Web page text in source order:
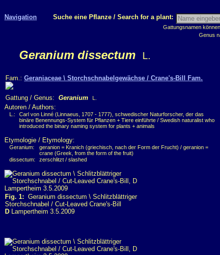
Navigation Suche eine Pflanze / Search for a plant:
Gattungsnamen
Genus
Geranium dissectum L.
Fam.: Geraniaceae \ Storchschnabelgewächse / Crane's-Bill Fam.
Gattung / Genus: Geranium L.
Autoren / Authors:
L.:
Carl von Linné (Linnaeus, 1707 - 1777), schwedischer Naturforscher, der das
binäre Benennungs-System für Pflanzen + Tiere einführte / Swedish naturalist who
introduced the binary naming system for plants + animals
Etymologie / Etymology:
Geranium:
geranion = Kranich (griechisch, nach der Form der Frucht) / geranion =
crane (Greek, from the form of the fruit)
dissectum:
zerschlitzt / slashed
Fig. 1: Geranium dissectum \ Schlitzblättriger
Storchschnabel / Cut-Leaved Crane's-Bill
D Lampertheim 3.5.2009